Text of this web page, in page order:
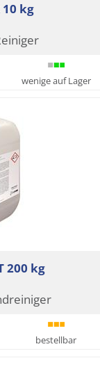
10 kg
wenige auf Lager
200 kg
bestellbar